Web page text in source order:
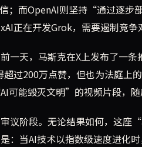
；而OpenAI则坚持“通过逐
正在开发Grok，需要遏制竞争
一天，马斯克在X上发布了一
过200万点赞，但也为法庭上
可能毁灭文明”的视频片段，随
议阶段。无论结果如何，这
：当AI技术以指数级速度进化